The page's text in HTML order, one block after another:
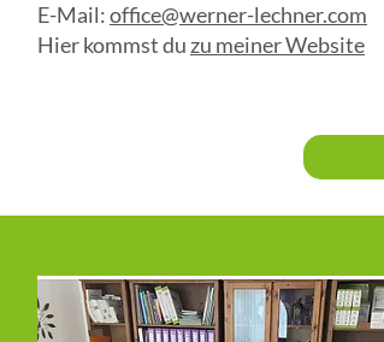
E-Mail:office@werner-lechner.com
Hier kommst du zu meiner Website